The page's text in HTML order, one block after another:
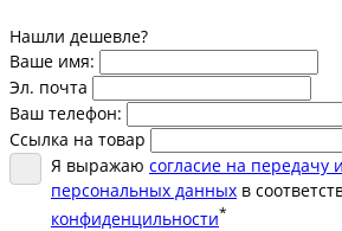
Нашли дешевле?
Ваше имя:
Эл. почта
Ваш телефон:
Ссылка на товар
Я выражаю согласие на передачу
персональных данных в
конфиденцильности*